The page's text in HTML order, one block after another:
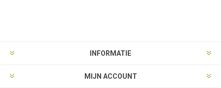
INFORMATIE
MIJN ACCOUNT